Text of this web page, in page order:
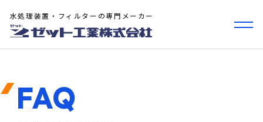
水処理装置・フィルターの専門メーカー
FAQ